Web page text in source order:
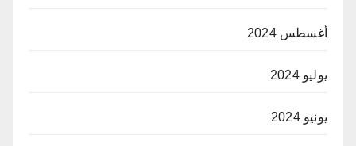
أغسطس 2024
يوليو 2024
يونيو 2024